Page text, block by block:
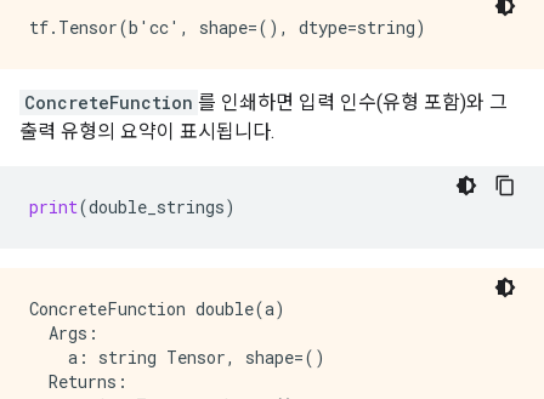
ConcreteFunction 를 인쇄하면 입력 인수(유형 포함)와 그
출력 유형의 요약이 표시됩니다.
print(double_strings)
ConcreteFunction double(a)
  Args:
    a: string Tensor, shape=()
  Returns: